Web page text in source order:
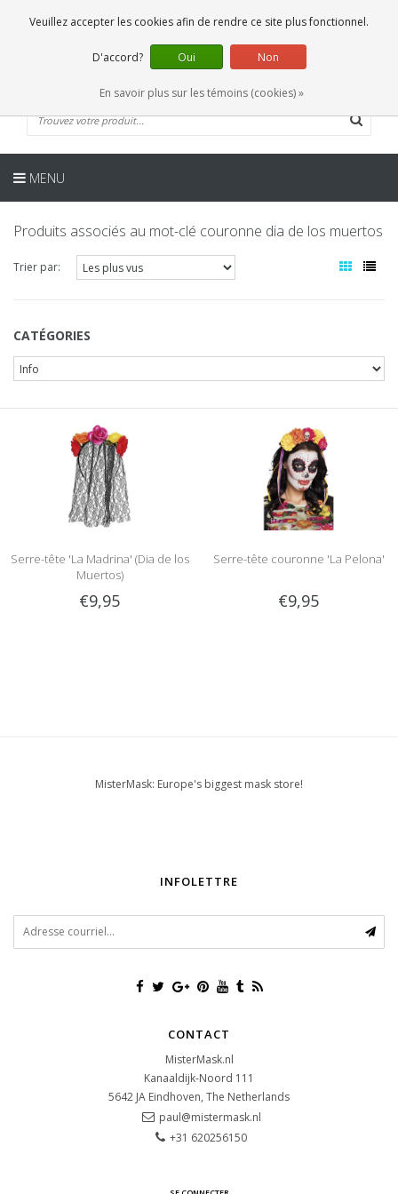
0 Articles
FR
MENU
Produits associés au mot-clé couronne dia de los muertos
Trier par:
CATÉGORIES
Serre-tête 'La Madrina' (Dia de los
Muertos)
€9,95
Serre-tête couronne 'La Pelona'
€9,95
MisterMask: Europe's biggest mask store!
INFOLETTRE
CONTACT
MisterMask.nl
Kanaaldijk-Noord 111
5642 JA Eindhoven, The Netherlands
paul@mistermask.nl
+31 620256150
Veuillez accepter les cookies afin de rendre ce site plus fonctionnel.
D'accord? Oui Non
En savoir plus sur les témoins (cookies) »